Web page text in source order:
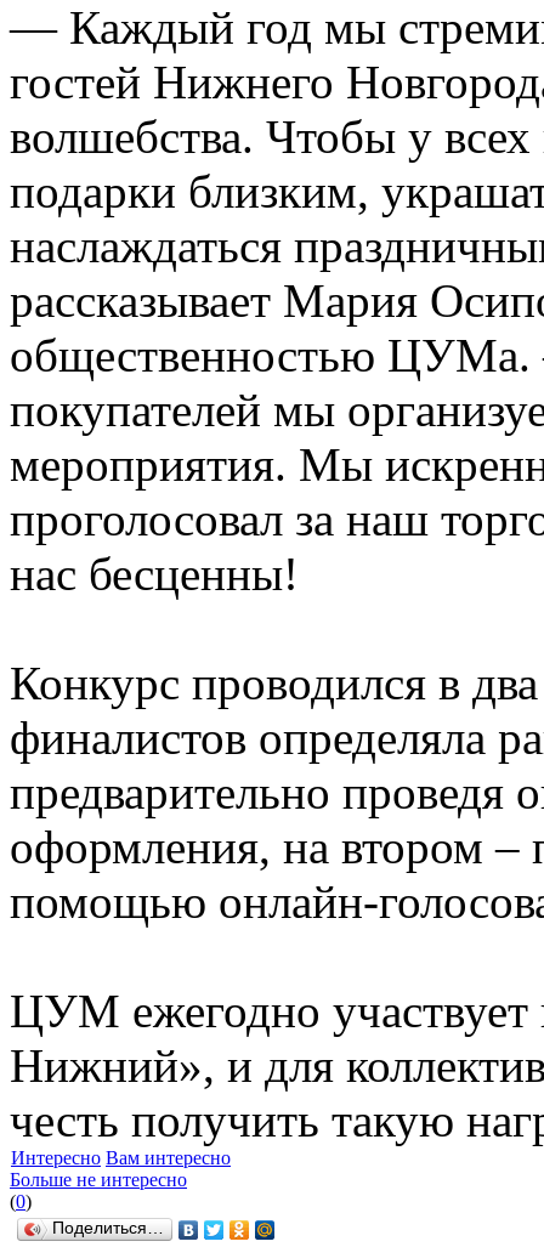
— Каждый год мы
гостей Нижнего
волшебства. Чтобы у
подарки близким,
наслаждаться
рассказывает Мария
общественностью
покупателей мы
мероприятия. Мы
проголосовал за наш
нас бесценны!
Конкурс проводился в
финалистов определяла
предварительно проведя
оформления, на втором –
помощью онлайн-
ЦУМ ежегодно участвует
Нижний», и для
честь получить такую
Интересно Вам интересно
Больше не интересно
(0)
Поделиться…